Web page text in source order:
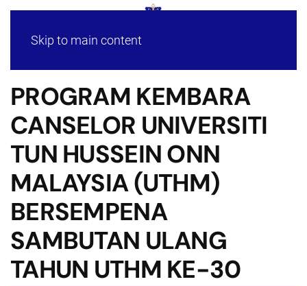
Skip to main content
PROGRAM KEMBARA
CANSELOR UNIVERSITI
TUN HUSSEIN ONN
MALAYSIA (UTHM)
BERSEMPENA
SAMBUTAN ULANG
TAHUN UTHM KE-30